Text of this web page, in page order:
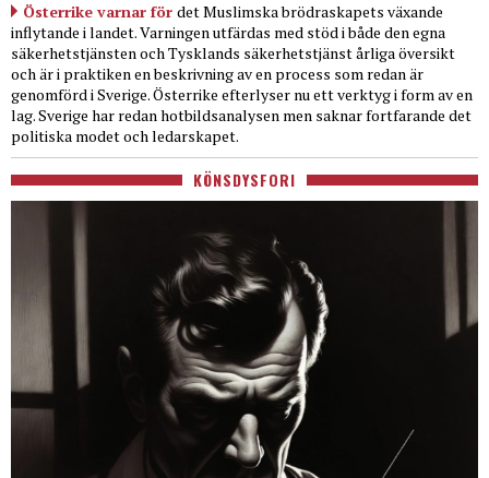
Österrike varnar för det Muslimska brödraskapets växande
inflytande i landet. Varningen utfärdas med stöd i både den egna
säkerhetstjänsten och Tysklands säkerhetstjänst årliga översikt
och är i praktiken en beskrivning av en process som redan är
genomförd i Sverige. Österrike efterlyser nu ett verktyg i form av en
lag. Sverige har redan hotbildsanalysen men saknar fortfarande det
politiska modet och ledarskapet.
KÖNSDYSFORI